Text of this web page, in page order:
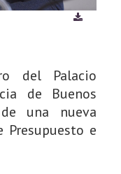
del Palacio
de Buenos
una nueva
Presupuesto e